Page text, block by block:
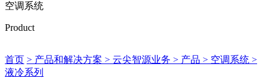
空调系统
Product
首页 > 产品和解决方案 > 云尖智源业务 > 产品 > 空调系统 >
液冷系列